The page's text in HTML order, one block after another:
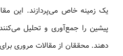
یک زمینه خاص می‌پردازند. این
پیشین را جمع‌آوری و تحلیل
دهند. محققان از مقالات مروری